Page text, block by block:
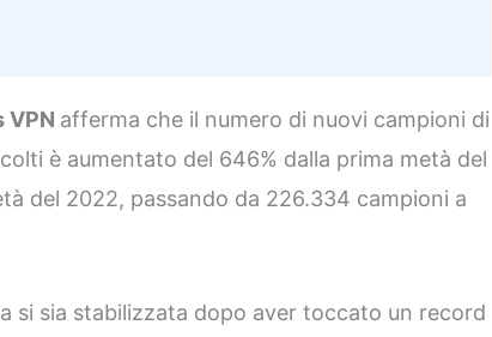
VPN afferma che il numero di nuovi campioni di
è aumentato del 646% dalla prima metà del
del 2022, passando da 226.334 campioni a
si sia stabilizzata dopo aver toccato un record